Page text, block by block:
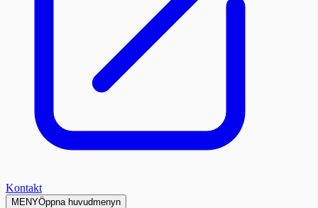
Kontakt
MENYÖppna huvudmenyn